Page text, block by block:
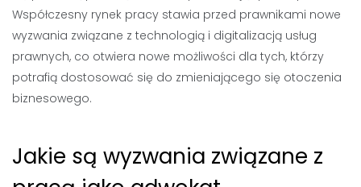
Współczesny rynek pracy stawia przed prawnikami nowe
wyzwania związane z technologią i digitalizacją usług
prawnych, co otwiera nowe możliwości dla tych, którzy
potrafią dostosować się do zmieniającego się otoczenia
biznesowego.
Jakie są wyzwania związane z